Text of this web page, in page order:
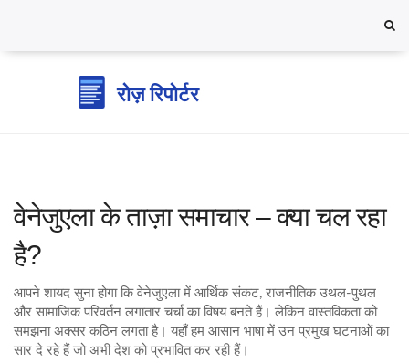
वेनेजुएला के ताज़ा समाचार – क्या चल रहा
है?
आपने शायद सुना होगा कि वेनेजुएला में आर्थिक संकट, राजनीतिक उथल-पुथल
और सामाजिक परिवर्तन लगातार चर्चा का विषय बनते हैं। लेकिन वास्तविकता को
समझना अक्सर कठिन लगता है। यहाँ हम आसान भाषा में उन प्रमुख घटनाओं का
सार दे रहे हैं जो अभी देश को प्रभावित कर रही हैं।